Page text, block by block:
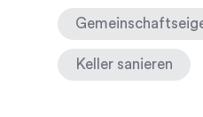
Keller sanieren